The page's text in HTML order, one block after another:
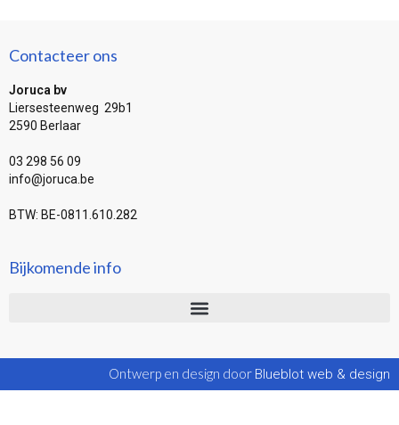
Contacteer ons
Joruca bv
Liersesteenweg 29b1
2590 Berlaar
03 298 56 09
info@joruca.be
BTW: BE-0811.610.282
Bijkomende info
Ontwerp en design door Blueblot web & design